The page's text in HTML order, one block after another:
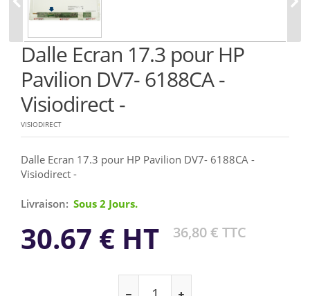
Dalle Ecran 17.3 pour HP
Pavilion DV7- 6188CA -
Visiodirect -
VISIODIRECT
Dalle Ecran 17.3 pour HP Pavilion DV7- 6188CA -
Visiodirect -
Livraison: Sous 2 Jours.
30.67 € HT 36,80 € TTC